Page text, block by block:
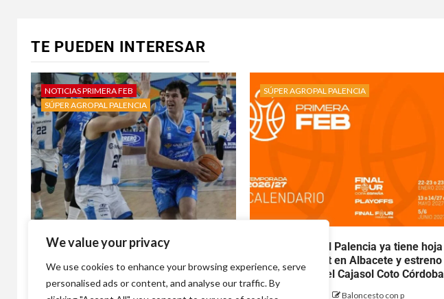
We value your privacy
We use cookies to enhance your browsing experience, serve
personalised ads or content, and analyse our traffic. By
TE PUEDEN INTERESAR
NOTICIAS PRIMERA FEB
SÚPER AGROPAL PALENCIA
Álvaro Martínez, el cupo más
deseado recala en Palencia
Baloncesto.
1 día atrás Bauhauss
SÚPER AGROPAL PALENCIA
Súper Agropal Palencia ya tiene hoja
de ruta , debut en Albacete y estreno
en casa ante el Cajasol Coto Córdoba
1 semana atrás Baloncesto con p